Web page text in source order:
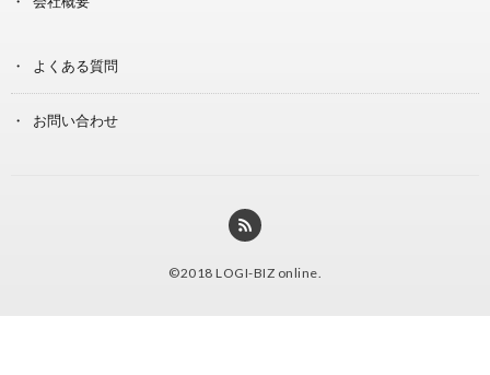
よくある質問
お問い合わせ
©2018 LOGI-BIZ online